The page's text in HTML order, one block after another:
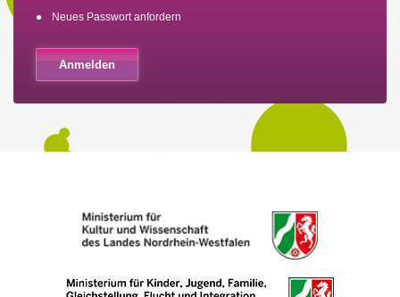
Neues Passwort anfordern